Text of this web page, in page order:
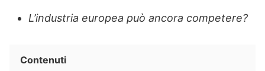
L’industria europea può ancora competere?
Contenuti